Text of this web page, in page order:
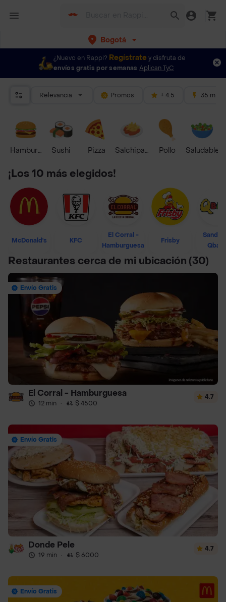
Bogotá
¿Nuevo en Rappi? Regístrate y disfruta de
envíos gratis por semanas Aplican TyC
Relevancia Promos + 4.5 35 mins
HamburguesaSushi Pizza Salchipapas Pollo Saludable
¡Los 10 más elegidos!
McDonald's KFC
El Corral -
Hamburguesa
Frisby
Restaurantes cerca de mi ubicación (30)
Envío Gratis
El Corral - Hamburguesa
12 min · $ 4500
4.7
Envío Gratis
Donde Pele
19 min · $ 6000
4.7
Envío Gratis